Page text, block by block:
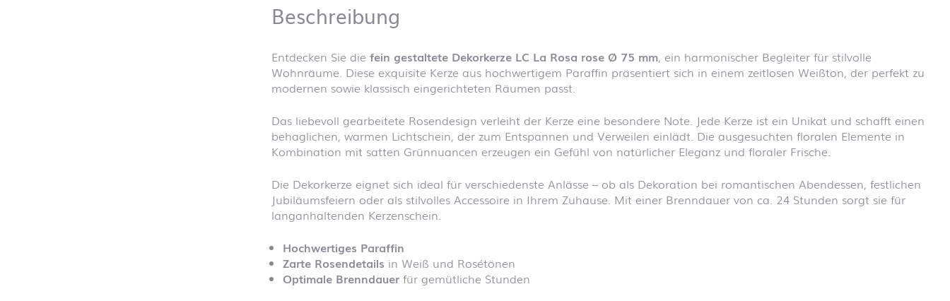
Schulanfang
Piraten
Schulanfang
Regenbogen
Schulanfang
Schultafel
Tiere
Beschreibung
Entdecken Sie die fein gestaltete Dekorkerze LC La Rosa rose Ø 75 mm, ein harmonischer Begleiter für stilvolle
Wohnräume. Diese exquisite Kerze aus hochwertigem Paraffin präsentiert sich in einem zeitlosen Weißton, der perfekt zu
modernen sowie klassisch eingerichteten Räumen passt.
Das liebevoll gearbeitete Rosendesign verleiht der Kerze eine besondere Note. Jede Kerze ist ein Unikat und schafft einen
behaglichen, warmen Lichtschein, der zum Entspannen und Verweilen einlädt. Die ausgesuchten floralen Elemente in
Kombination mit satten Grünnuancen erzeugen ein Gefühl von natürlicher Eleganz und floraler Frische.
Die Dekorkerze eignet sich ideal für verschiedenste Anlässe – ob als Dekoration bei romantischen Abendessen, festlichen
Jubiläumsfeiern oder als stilvolles Accessoire in Ihrem Zuhause. Mit einer Brenndauer von ca. 24 Stunden sorgt sie für
langanhaltenden Kerzenschein.
Hochwertiges Paraffin
Zarte Rosendetails in Weiß und Rosétönen
Optimale Brenndauer für gemütliche Stunden